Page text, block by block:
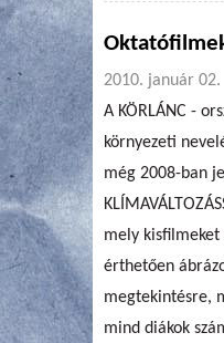
2010. január 02.
A KÖRLÁNC -
környezeti
még 2008-ban
mely
érthetően
megtekintésre,
mind diákok